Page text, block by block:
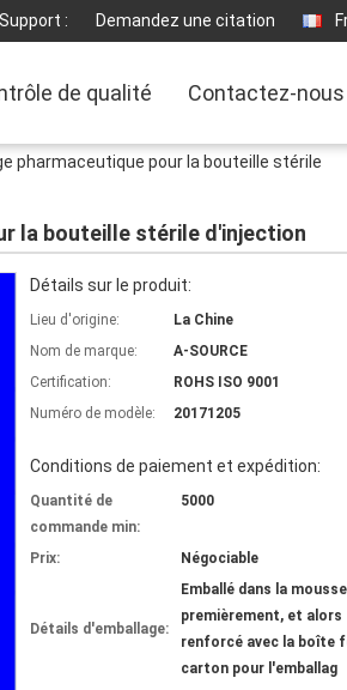
: Demandez une citation
de qualité Contactez-nous
pharmaceutique pour la bouteille stérile
la bouteille stérile d'injection
Détails sur le produit:
Lieu d'origine:
La Chine
Nom de marque:
A-SOURCE
Certification:
ROHS ISO 9001
Numéro de modèle:
20171205
Conditions de paiement et expédition:
Quantité de
commande min:
5000
Prix: Négociable
Détails d'emballage:
Emballé dans la mousse
premièrement, et alors
renforcé avec la boîte
carton pour l'emballag